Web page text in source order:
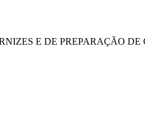
E DE PREPARAÇÃO